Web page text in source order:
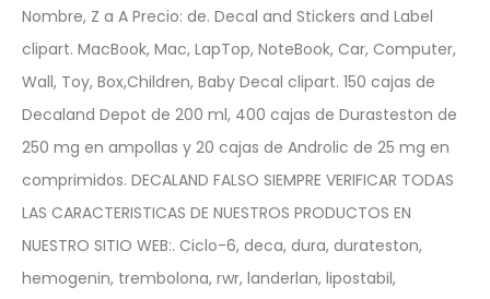
Nombre, Z a A Precio: de. Decal and Stickers and Label
clipart. MacBook, Mac, LapTop, NoteBook, Car, Computer,
Wall, Toy, Box,Children, Baby Decal clipart. 150 cajas de
Decaland Depot de 200 ml, 400 cajas de Durasteston de
250 mg en ampollas y 20 cajas de Androlic de 25 mg en
comprimidos. DECALAND FALSO SIEMPRE VERIFICAR TODAS
LAS CARACTERISTICAS DE NUESTROS PRODUCTOS EN
NUESTRO SITIO WEB:. Ciclo-6, deca, dura, durateston,
hemogenin, trembolona, rwr, landerlan, lipostabil,